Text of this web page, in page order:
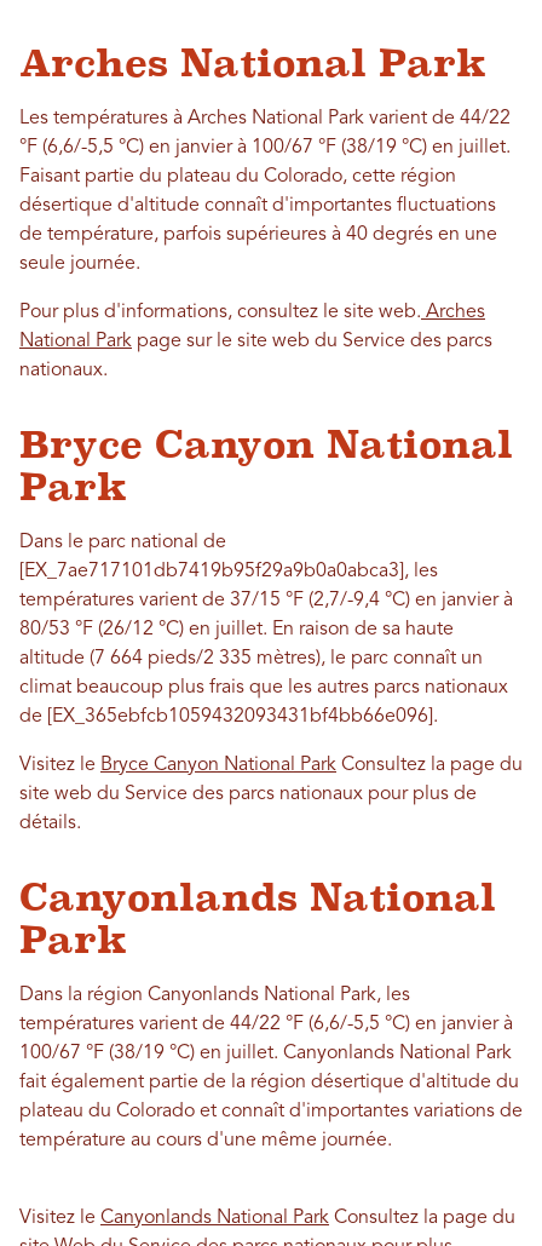
Arches National Park
Les températures à Arches National Park varient de 44/22
°F (6,6/-5,5 °C) en janvier à 100/67 °F (38/19 °C) en juillet.
Faisant partie du plateau du Colorado, cette région
désertique d'altitude connaît d'importantes fluctuations
de température, parfois supérieures à 40 degrés en une
seule journée.
Pour plus d'informations, consultez le site web. Arches
National Park page sur le site web du Service des parcs
nationaux.
Bryce Canyon National
Park
Dans le parc national de
[EX_7ae717101db7419b95f29a9b0a0abca3], les
températures varient de 37/15 °F (2,7/-9,4 °C) en janvier à
80/53 °F (26/12 °C) en juillet. En raison de sa haute
altitude (7 664 pieds/2 335 mètres), le parc connaît un
climat beaucoup plus frais que les autres parcs nationaux
de [EX_365ebfcb1059432093431bf4bb66e096].
Visitez le Bryce Canyon National Park Consultez la page du
site web du Service des parcs nationaux pour plus de
détails.
Canyonlands National
Park
Dans la région Canyonlands National Park, les
températures varient de 44/22 °F (6,6/-5,5 °C) en janvier à
100/67 °F (38/19 °C) en juillet. Canyonlands National Park
fait également partie de la région désertique d'altitude du
plateau du Colorado et connaît d'importantes variations de
température au cours d'une même journée.
Visitez le Canyonlands National Park Consultez la page du